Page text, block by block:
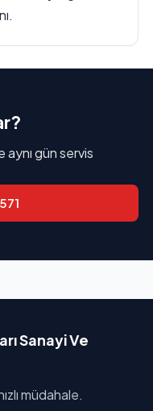
aynı gün servis
Sanayi Ve
müdahale.